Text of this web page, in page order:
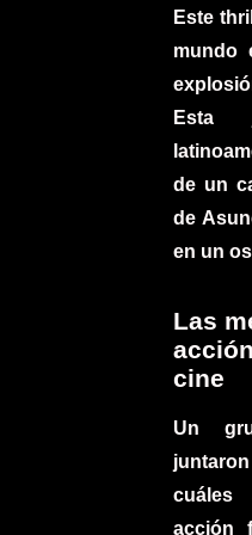
Este
mundo
Esta
de un
de
en un
Las
cine
Un
cuáles
acción